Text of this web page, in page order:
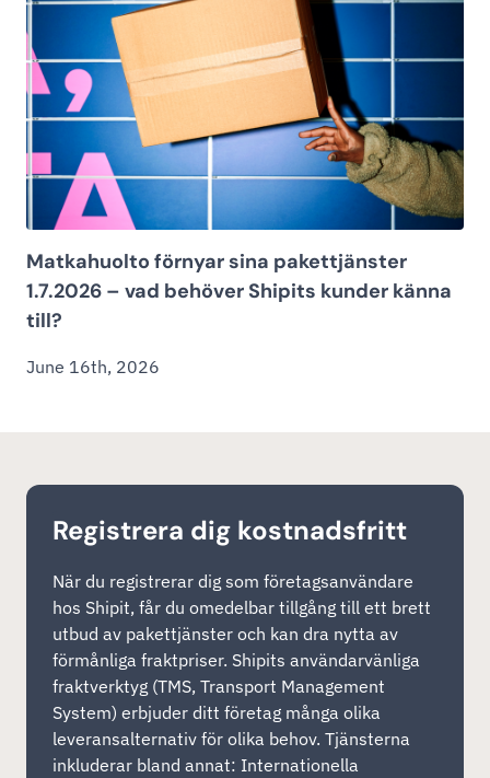
Matkahuolto förnyar sina pakettjänster
1.7.2026 – vad behöver Shipits kunder känna
till?
June 16th, 2026
Registrera dig kostnadsfritt
När du registrerar dig som företagsanvändare
hos Shipit, får du omedelbar tillgång till ett brett
utbud av pakettjänster och kan dra nytta av
förmånliga fraktpriser. Shipits användarvänliga
fraktverktyg (TMS, Transport Management
System) erbjuder ditt företag många olika
leveransalternativ för olika behov. Tjänsterna
inkluderar bland annat: Internationella